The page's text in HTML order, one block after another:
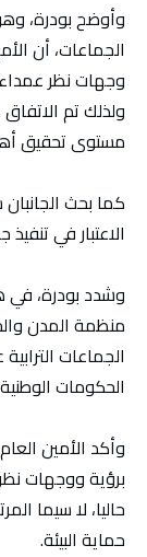
وأوضح بودرة،
الجماعات، أن
وجهات نظر
ولذلك تم
مستوى تحقيق
كما بحث
الاعتبار في
وشدد بودرة، في
منظمة المدن
الجماعات
الحكومات
وأكد الأمين
برؤية ووجهات
حاليا، لا سيما
حماية البيئة.